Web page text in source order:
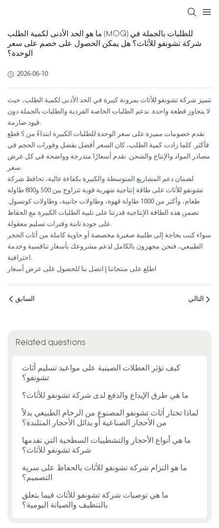
ما هو الحد الأدنى لكمية الطلب (MOQ) للطلبات بالجملة في
شركة تشونفو للأثاث؟ هل يمكن الحصول على خصم على سعر
الوحدة؟
2026-06-10
تتميز شركة تشونفو للأثاث بمرونة كبيرة في الحد الأدنى لكمية الطلب، حيث
لا يتجاوز قطعة واحدة. ندعم الطلبات الخاصة الفردية والطلبات بالجملة دون
قيود صارمة.
نقدم خصومات مميزة على سعر الوحدة للطلبات الكبيرة ابتداءً من 5 قطع
فأكثر. كلما زادت كمية الطلب، كان السعر أفضل بفضل وفورات الحجم في
مصادر المواد والإنتاج والشحن. نقدم أسعارًا متدرجة وواضحة في كل عرض
سعر.
لضمان دعم المشاريع المتوسطة والكبيرة بكفاءة عالية، تحافظ شركة
تشونفو للأثاث على طاقة إنتاجية شهرية قوية تتراوح بين 500 و800 طاولة
طعام، وأكثر من 1000 طاولة قهوة، وطاولات جانبية، وطاولات كونسول.
تضمن هذه الطاقة الإنتاجية قدرتنا على تلبية الطلبات الكبيرة مع الحفاظ
على جودة ثابتة وفترات تسليم معقولة.
سواء كنت بحاجة إلى طلبية صغيرة مخصصة أو حاوية كاملة من أثاث الحجر
الطبيعي، فنحن مجهزون بالكامل لدعم مشروعك بأسعار تنافسية وخدمة
احترافية.
اطلع على منتجاتنا
اتصل بنا للحصول على عرض أسعار
السابق التالي
Related questions
كيف تؤثر العطلات الصينية على مواعيد تسليم أثاث
تشونفو؟
ما هي طرق الإيداع والدفع لدى شركة تشونفو للأثاث؟
لماذا تختار أثاث تشونفو المصنوع من الرخام الطبيعي بدلاً
من الأحجار الصناعية أو بدائل الأحجار المتلبدة؟
ما هي أنواع الأحجار والتشطيبات السطحية التي تقدمها
شركة تشونفو للأثاث؟
ما هو التزام شركة تشونفو للأثاث بالحفاظ على سرية
التصميم؟
ما هي توصيات شركة تشونفو للأثاث فيما يتعلق
بالتنظيف والصيانة اليومية؟